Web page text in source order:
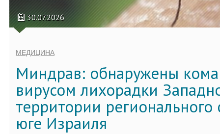
30.07.2026
МЕДИЦИНА
Миндрав: обнаружены
вирусом лихорадки
территории регионального
юге Израиля